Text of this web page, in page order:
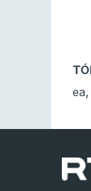
ea,